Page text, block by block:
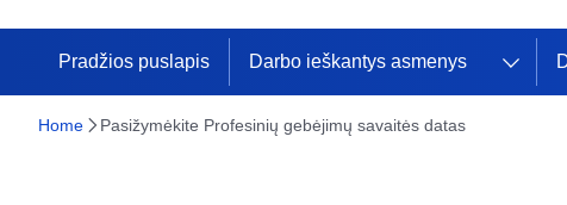
Pradžios puslapis Darbo ieškantys asmenys
Home Pasižymėkite Profesinių gebėjimų savaitės datas